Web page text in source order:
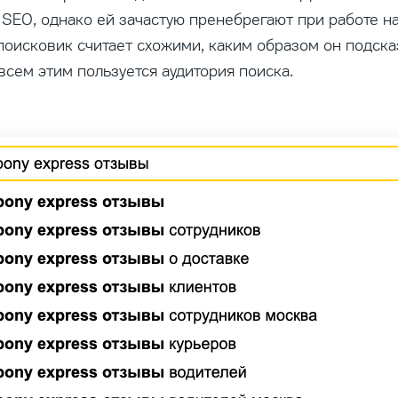
однако ей зачастую пренебрегают при работе
считает схожими, каким образом он
этим пользуется аудитория поиска.